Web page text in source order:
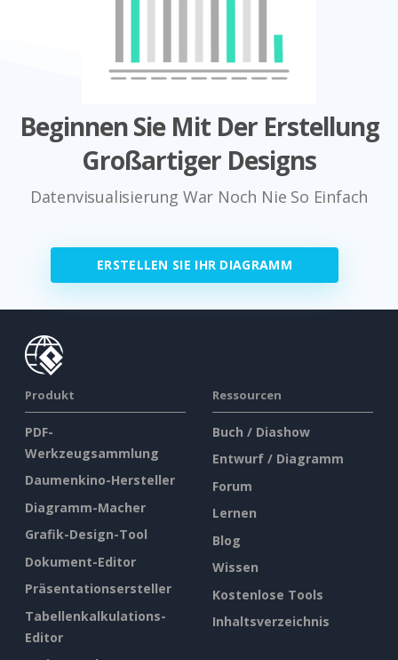
Beginnen Sie Mit Der Erstellung
Großartiger Designs
Datenvisualisierung War Noch Nie So Einfach
ERSTELLEN SIE IHR DIAGRAMM
Produkt
PDF-
Werkzeugsammlung
Daumenkino-Hersteller
Diagramm-Macher
Grafik-Design-Tool
Dokument-Editor
Präsentationsersteller
Tabellenkalkulations-
Editor
Ressourcen
Buch / Diashow
Entwurf / Diagramm
Forum
Lernen
Blog
Wissen
Kostenlose Tools
Inhaltsverzeichnis